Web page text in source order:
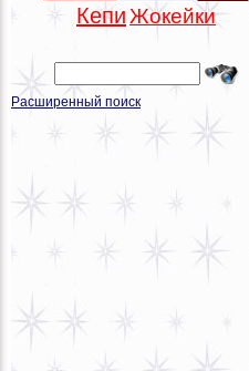
Кепи Жокейки
Расширенный поиск